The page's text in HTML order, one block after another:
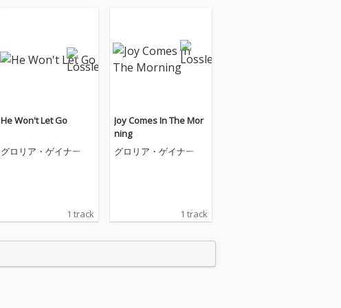
He Won't Let Go
グロリア・ゲイナー
1 track
Joy Comes In The Mor
ning
グロリア・ゲイナー
1 track